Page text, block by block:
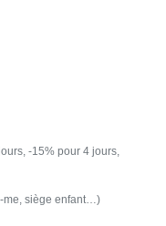
-15% pour 4 jours,
me, siège enfant…)